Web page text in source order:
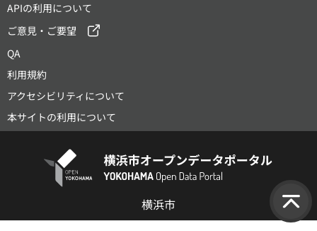
APIの利用について
ご意見・ご要望
QA
利用規約
アクセシビリティについて
本サイトの利用について
横浜市